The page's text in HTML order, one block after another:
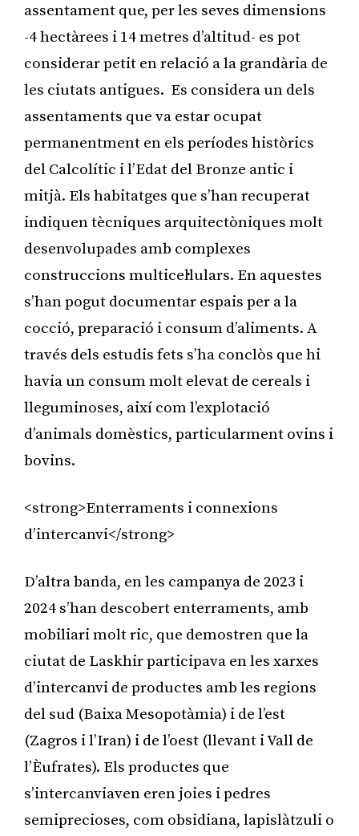
assentament que, per les seves dimensions
-4 hectàrees i 14 metres d’altitud- es pot
considerar petit en relació a la grandària de
les ciutats antigues. Es considera un dels
assentaments que va estar ocupat
permanentment en els períodes històrics
del Calcolític i l’Edat del Bronze antic i
mitjà. Els habitatges que s’han recuperat
indiquen tècniques arquitectòniques molt
desenvolupades amb complexes
construccions multicel·lulars. En aquestes
s’han pogut documentar espais per a la
cocció, preparació i consum d’aliments. A
través dels estudis fets s’ha conclòs que hi
havia un consum molt elevat de cereals i
lleguminoses, així com l’explotació
d’animals domèstics, particularment ovins i
bovins.
<strong>Enterraments i connexions
d’intercanvi</strong>
D’altra banda, en les campanya de 2023 i
2024 s’han descobert enterraments, amb
mobiliari molt ric, que demostren que la
ciutat de Laskhir participava en les xarxes
d’intercanvi de productes amb les regions
del sud (Baixa Mesopotàmia) i de l’est
(Zagros i l’Iran) i de l’oest (llevant i Vall de
l’Èufrates). Els productes que
s’intercanviaven eren joies i pedres
semiprecioses, com obsidiana, lapislàtzuli o